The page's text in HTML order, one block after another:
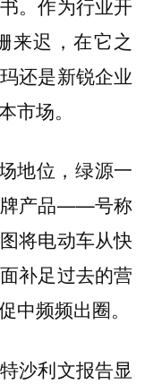
来迟，在它之
还是新锐企业
市场。
地位，绿源一
牌产品——号称
将电动车从快
补足过去的营
中频频出圈。
沙利文报告显